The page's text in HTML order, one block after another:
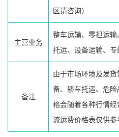
区请咨询）
主营业务
整车运输、零担运
托运、设备运输、
备注
由于市场环境及发
备、轿车托运、危
格会随着各种行情
流运费价格表仅供